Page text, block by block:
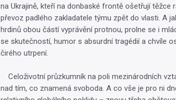
na Ukrajině, kteří na donbaské frontě ošetřují těžce
převoz padlého zakladatele týmu zpět do vlasti. A
hrdinů obou částí vyprávění protnou, prolne se i
se skutečností, humor s absurdní tragédií a chvíle
čirého utrpení.
Celoživotní průzkumník na poli mezinárodních
nad tím, co znamená svoboda. A co vše je pro ni